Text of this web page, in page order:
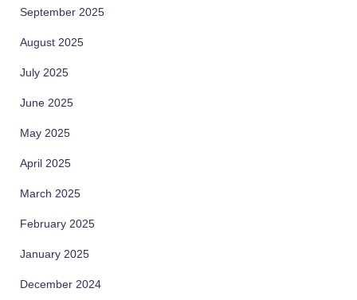
September 2025
August 2025
July 2025
June 2025
May 2025
April 2025
March 2025
February 2025
January 2025
December 2024